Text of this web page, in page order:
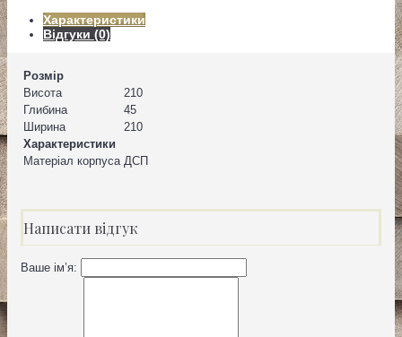
Характеристики
Відгуки (0)
Розмір
Висота
210
Глибина
45
Ширина
210
Характеристики
Матеріал корпуса ДСП
Написати відгук
Ваше ім’я: